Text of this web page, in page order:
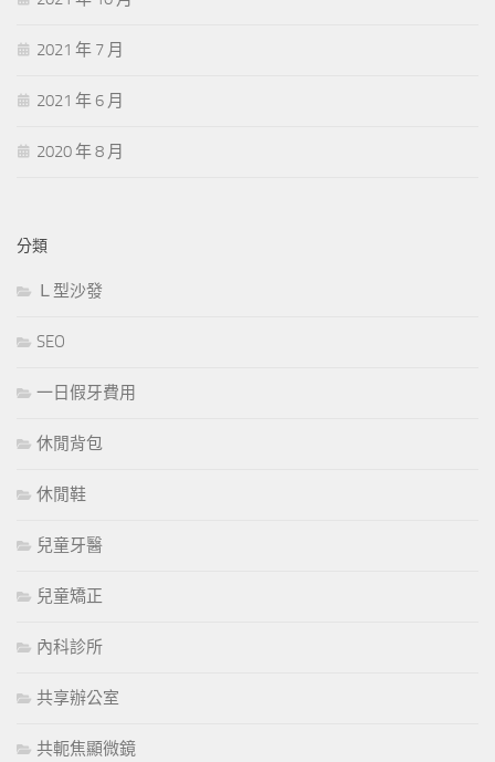
2021 年 7 月
2021 年 6 月
2020 年 8 月
分類
Ｌ型沙發
SEO
一日假牙費用
休閒背包
休閒鞋
兒童牙醫
兒童矯正
內科診所
共享辦公室
共軛焦顯微鏡